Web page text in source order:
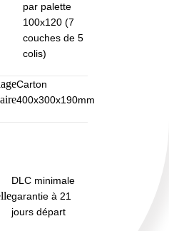
par palette
100x120 (7
couches de 5
colis)
Carton
400x300x190mm
DLC minimale
garantie à 21
jours départ